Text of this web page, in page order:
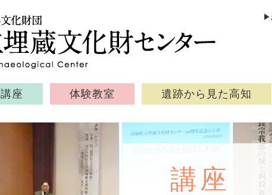
公益財▶
講座 体験教室 遺跡から見た高知
講座